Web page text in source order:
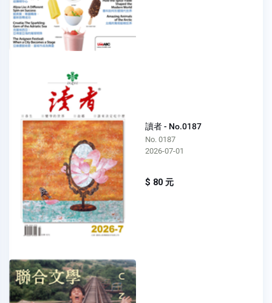
讀者 - No.0187
No. 0187
2026-07-01
$ 80 元